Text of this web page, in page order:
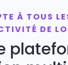
À TOUS
DE